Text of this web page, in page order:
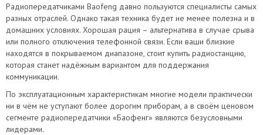
Радиопередатчиками Baofeng давно пользуются специалисты самых
разных отраслей. Однако такая техника будет не менее полезна и в
домашних условиях. Хорошая рация – альтернатива в случае срыва
или полного отключения телефонной связи. Если ваши близкие
находятся в покрываемом диапазоне, стоит купить радиостанцию,
которая станет надёжным вариантом для поддержания
коммуникации.
По эксплуатационным характеристикам многие модели практически
ни в чём не уступают более дорогим приборам, а в своём ценовом
сегменте радиопередатчики «Баофенг» являются безусловными
лидерами.